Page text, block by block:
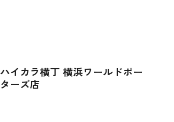
ハイカラ横丁 横浜ワールドポー
ターズ店